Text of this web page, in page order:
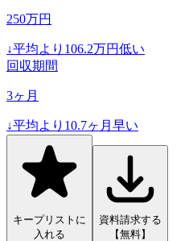
250万円
↓平均より 106.2万円低い
回収期間
3ヶ月
↓平均より 10.7ヶ月早い
キープリストに
入れる
資料請求する
【無料】